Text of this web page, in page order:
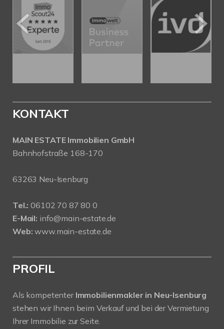
KONTAKT
MAIN ESTATE Immobilien GmbH
Bahnhofstraße 168-170
63263 Neu-Isenburg
Tel.: 06102 70 87 80 0
E-Mail: info@main-estate.de
Web: www.main-estate.de
PROFIL
Als kompetenter Immobilienmakler in Neu-Isenburg
stehen wir Ihnen beim Verkauf und bei der Vermietung
Ihrer Immobilie zur Seite.